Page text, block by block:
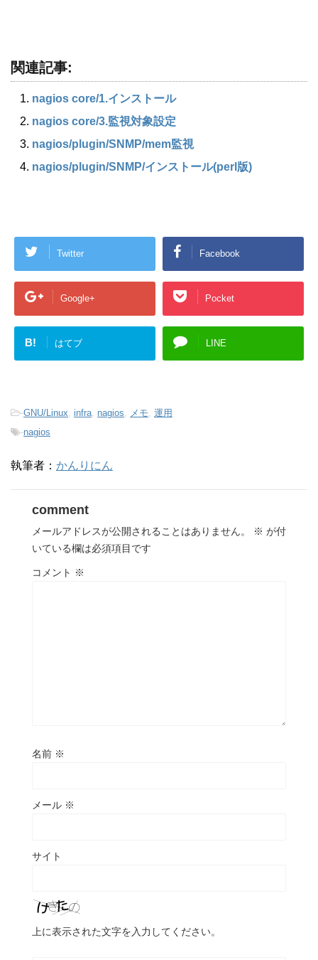
関連記事:
nagios core​/1.インストール
nagios core​/3.監視対象設定
nagios​/plugin​/SNMP​/mem監視
nagios​/plugin​/SNMP​/インストール(perl版)
Twitter Facebook
Google+ Pocket
B! はてブ LINE
-GNU/Linux infra nagios メモ 運用
-nagios
執筆者： かんりにん
comment
メールアドレスが公開されることはありません。 ※ が付
いている欄は必須項目です
コメント ※
名前 ※
メール ※
サイト
上に表示された文字を入力してください。